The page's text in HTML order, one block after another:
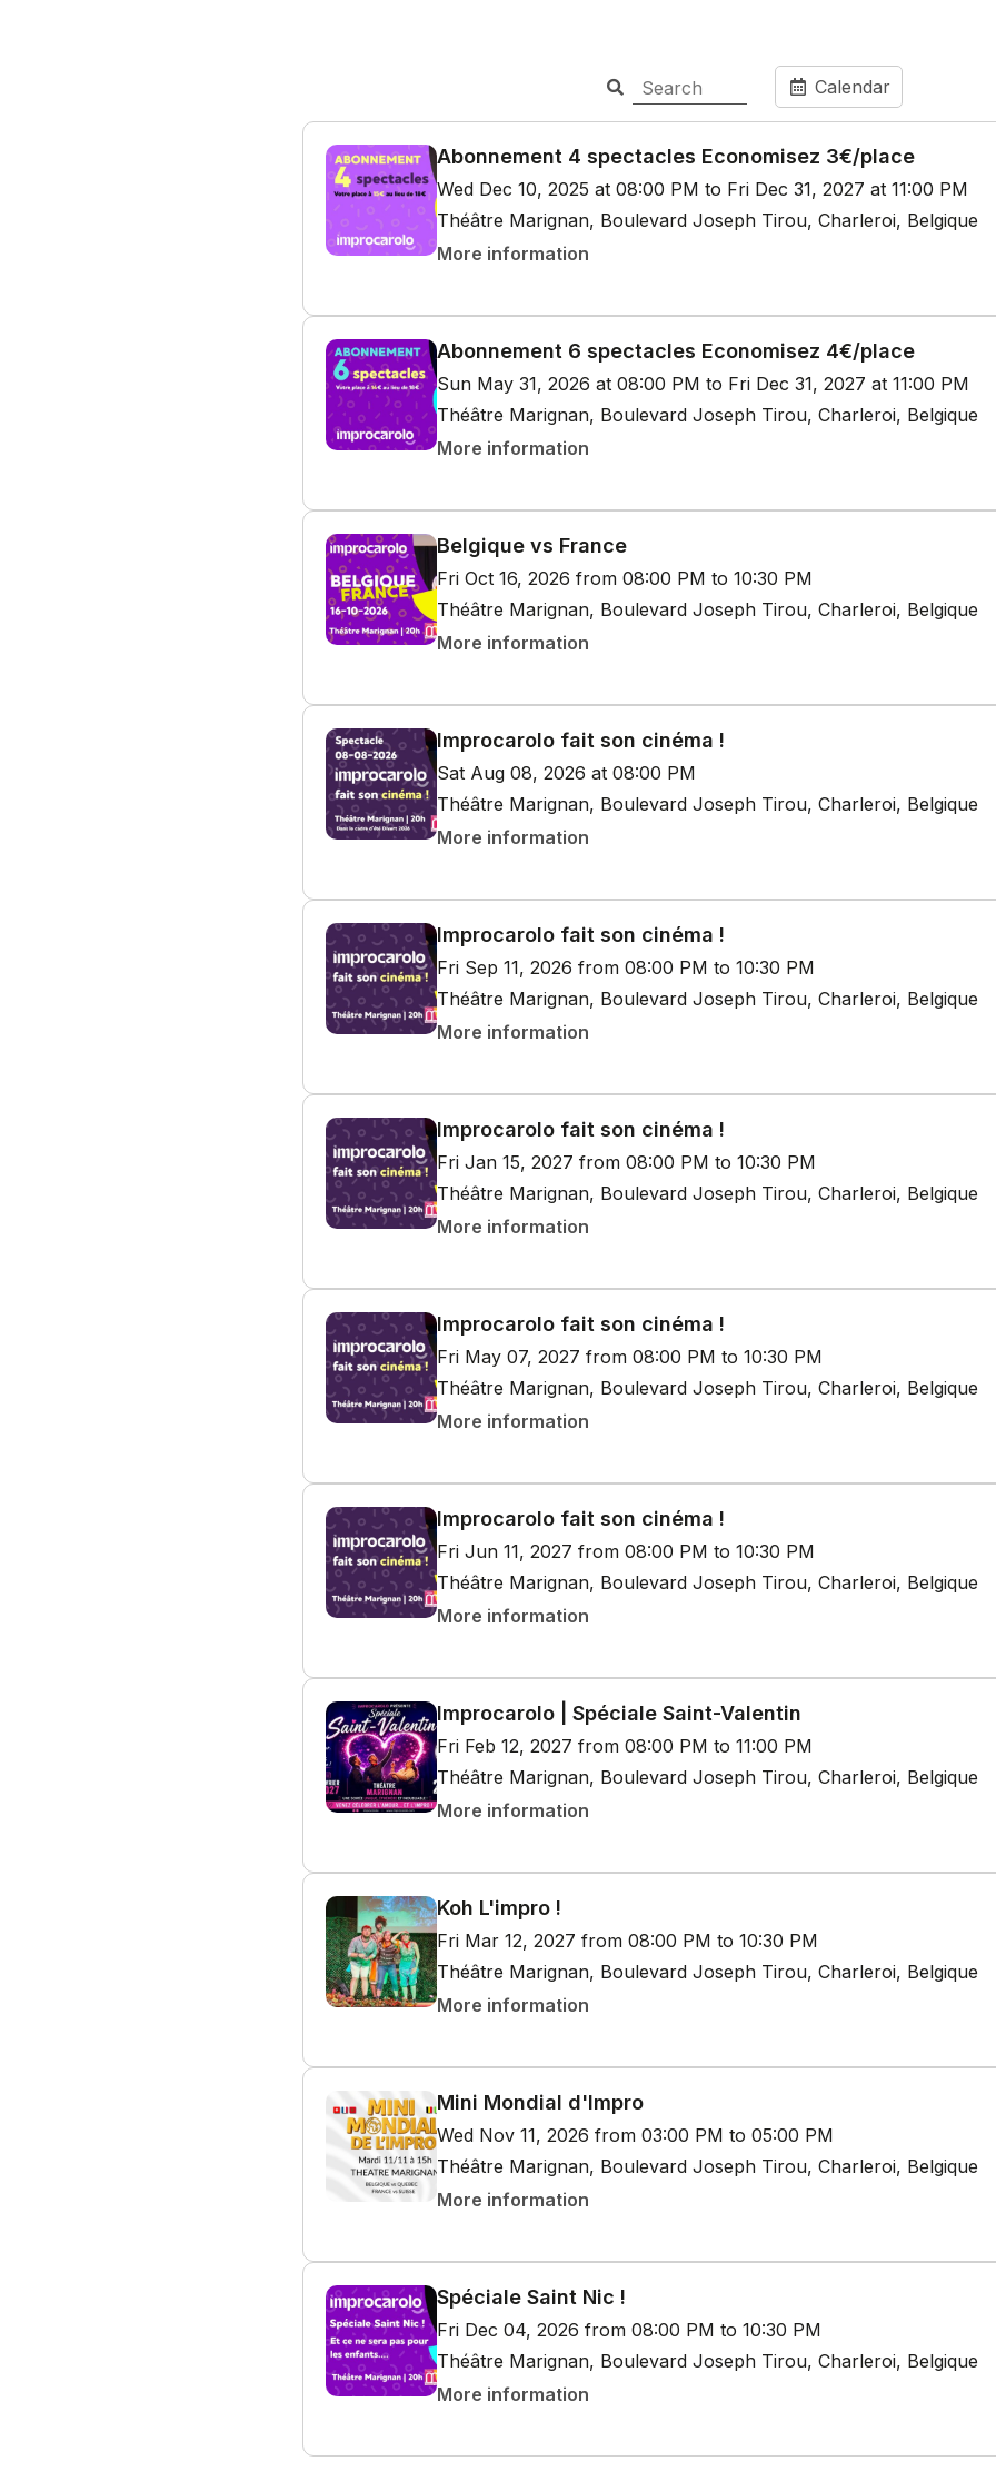
Calendar
Abonnement 4 spectacles Economisez 3€/place
Wed Dec 10, 2025 at 08:00 PM to Fri Dec 31, 2027 at 11:00 PM
Théâtre Marignan, Boulevard Joseph Tirou, Charleroi, Belgique
More information
Abonnement 6 spectacles Economisez 4€/place
Sun May 31, 2026 at 08:00 PM to Fri Dec 31, 2027 at 11:00 PM
Théâtre Marignan, Boulevard Joseph Tirou, Charleroi, Belgique
More information
Belgique vs France
Fri Oct 16, 2026 from 08:00 PM to 10:30 PM
Théâtre Marignan, Boulevard Joseph Tirou, Charleroi, Belgique
More information
Improcarolo fait son cinéma !
Sat Aug 08, 2026 at 08:00 PM
Théâtre Marignan, Boulevard Joseph Tirou, Charleroi, Belgique
More information
Improcarolo fait son cinéma !
Fri Sep 11, 2026 from 08:00 PM to 10:30 PM
Théâtre Marignan, Boulevard Joseph Tirou, Charleroi, Belgique
More information
Improcarolo fait son cinéma !
Fri Jan 15, 2027 from 08:00 PM to 10:30 PM
Théâtre Marignan, Boulevard Joseph Tirou, Charleroi, Belgique
More information
Improcarolo fait son cinéma !
Fri May 07, 2027 from 08:00 PM to 10:30 PM
Théâtre Marignan, Boulevard Joseph Tirou, Charleroi, Belgique
More information
Improcarolo fait son cinéma !
Fri Jun 11, 2027 from 08:00 PM to 10:30 PM
Théâtre Marignan, Boulevard Joseph Tirou, Charleroi, Belgique
More information
Improcarolo | Spéciale Saint-Valentin
Fri Feb 12, 2027 from 08:00 PM to 11:00 PM
Théâtre Marignan, Boulevard Joseph Tirou, Charleroi, Belgique
More information
Koh L'impro !
Fri Mar 12, 2027 from 08:00 PM to 10:30 PM
Théâtre Marignan, Boulevard Joseph Tirou, Charleroi, Belgique
More information
Mini Mondial d'Impro
Wed Nov 11, 2026 from 03:00 PM to 05:00 PM
Théâtre Marignan, Boulevard Joseph Tirou, Charleroi, Belgique
More information
Spéciale Saint Nic !
Fri Dec 04, 2026 from 08:00 PM to 10:30 PM
Théâtre Marignan, Boulevard Joseph Tirou, Charleroi, Belgique
More information